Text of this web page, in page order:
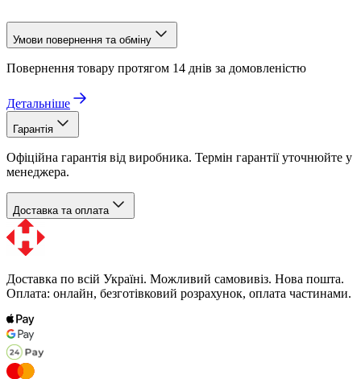
Умови повернення та обміну
Повернення товару протягом 14 днів за домовленістю
Детальніше
Гарантія
Офіційна гарантія від виробника. Термін гарантії уточнюйте у
менеджера.
Доставка та оплата
Доставка по всій Україні. Можливий самовивіз. Нова пошта.
Оплата: онлайн, безготівковий розрахунок, оплата частинами.